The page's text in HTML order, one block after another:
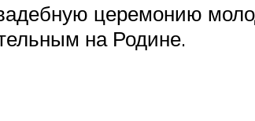
церемонию
на Родине.